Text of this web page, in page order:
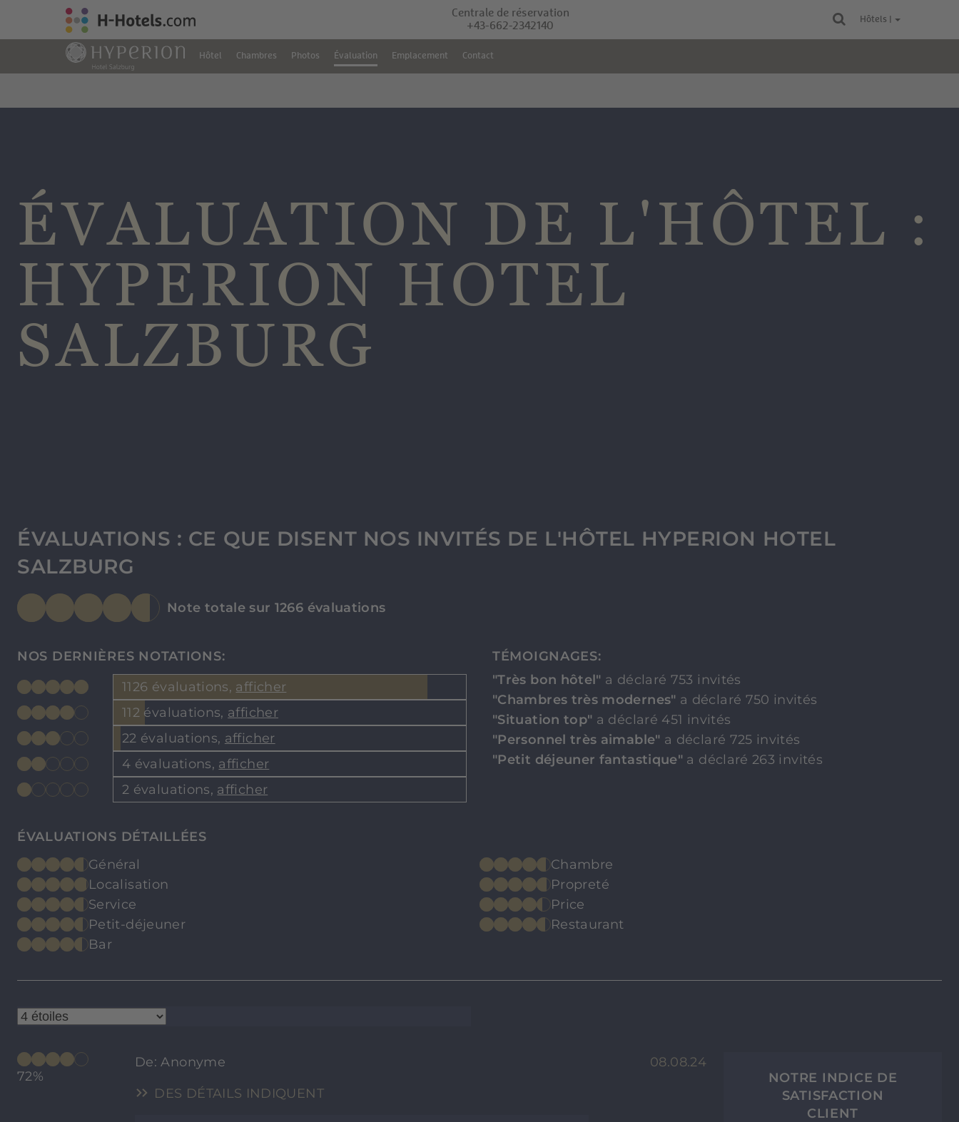
Centrale de réservation
+43-662-2342140
Hôtels |
Hôtel Chambres Photos Évaluation Emplacement Contact
ÉVALUATION DE L'HÔTEL :
HYPERION HOTEL
SALZBURG
ÉVALUATIONS : CE QUE DISENT NOS INVITÉS DE L'HÔTEL HYPERION HOTEL
SALZBURG
Note totale sur 1266 évaluations
NOS DERNIÈRES NOTATIONS:
1126 évaluations, afficher
112 évaluations, afficher
22 évaluations, afficher
4 évaluations, afficher
2 évaluations, afficher
TÉMOIGNAGES:
"Très bon hôtel" a déclaré 753 invités
"Chambres très modernes" a déclaré 750 invités
"Situation top" a déclaré 451 invités
"Personnel très aimable" a déclaré 725 invités
"Petit déjeuner fantastique" a déclaré 263 invités
ÉVALUATIONS DÉTAILLÉES
Général
Chambre
Localisation
Propreté
Service
Price
Petit-déjeuner
Restaurant
Bar
72%
De: Anonyme
DES DÉTAILS INDIQUENT
08.08.24
NOTRE INDICE DE
SATISFACTION
CLIENT